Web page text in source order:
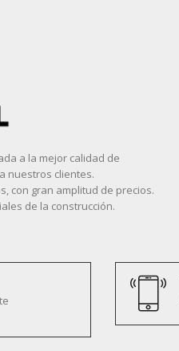
a la mejor calidad de
nuestros clientes.
con gran amplitud de precios.
de la construcción.